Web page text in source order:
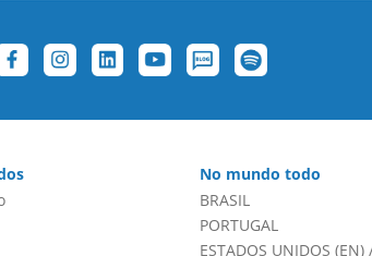
No mundo todo
BRASIL
PORTUGAL
ESTADOS UNIDOS (EN)